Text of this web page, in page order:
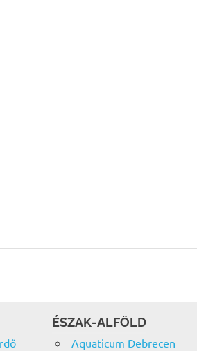
ÉSZAK-ALFÖLD
Aquaticum Debrecen